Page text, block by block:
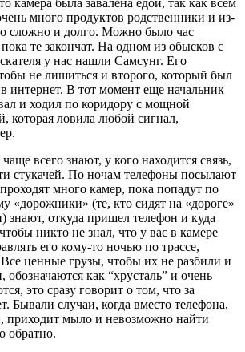
много продуктов родственники и из-
сложно и долго. Можно было час
те закончат. На одном из обысков с
у нас нашли Самсунг. Его
не лишиться и второго, который был
интернет. В тот момент еще начальник
и ходил по коридору с мощной
которая ловила любой сигнал,
всего знают, у кого находится связь,
стукачей. По ночам телефоны посылают
много камер, пока попадут по
«дорожники» (те, кто сидят на «дороге»
знают, откуда пришел телефон и куда
никто не знал, что у вас в камере
его кому-то ночью по трассе,
ценные грузы, чтобы их не разбили и
обозначаются как “хрусталь” и очень
это сразу говорит о том, что за
Бывали случаи, когда вместо телефона,
приходит мыло и невозможно найти
обратно.